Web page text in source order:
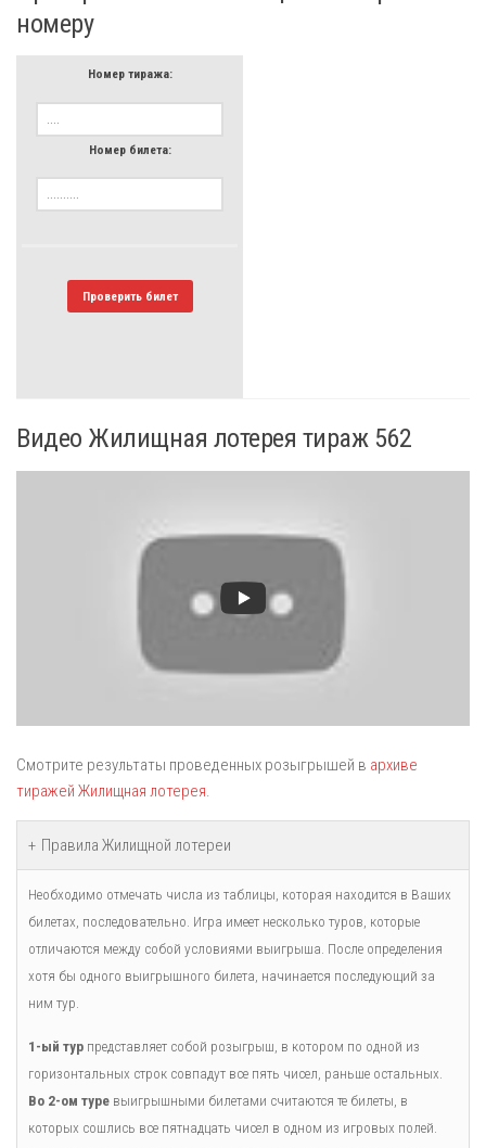
номеру
Номер тиража:
Номер билета:
Проверить билет
Видео Жилищная лотерея тираж 562
Смотрите результаты проведенных розыгрышей в архиве
тиражей Жилищная лотерея.
Правила Жилищной лотереи
Необходимо отмечать числа из таблицы, которая находится в Ваших
билетах, последовательно. Игра имеет несколько туров, которые
отличаются между собой условиями выигрыша. После определения
хотя бы одного выигрышного билета, начинается последующий за
ним тур.
1-ый тур представляет собой розыгрыш, в котором по одной из
горизонтальных строк совпадут все пять чисел, раньше остальных.
Во 2-ом туре выигрышными билетами считаются те билеты, в
которых сошлись все пятнадцать чисел в одном из игровых полей.